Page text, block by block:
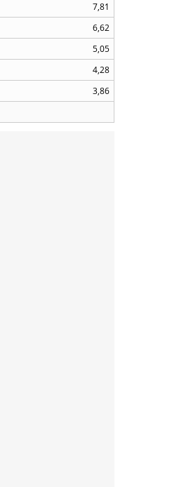
7,81
6,62
5,05
4,28
3,86